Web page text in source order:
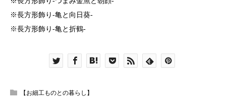
※長方形飾り-亀と向日葵-
※長方形飾り-亀と折鶴-
【お細工ものとの暮らし】